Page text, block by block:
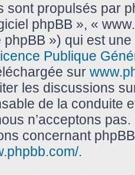
sont propulsés par
phpBB », «
phpBB ») qui est
Publique
sur
les discussions
de la conduite
n’acceptons
concernant
.